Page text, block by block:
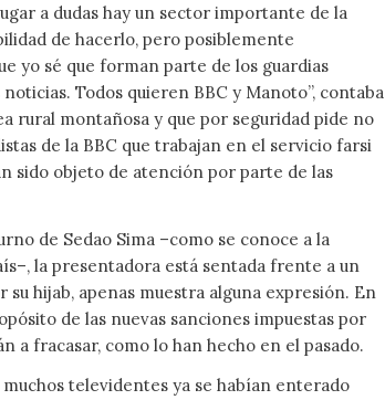
a dudas hay un sector importante de la
de hacerlo, pero posiblemente
yo sé que forman parte de los guardias
Todos quieren BBC y Manoto”, contaba
rural montañosa y que por seguridad pide no
de la BBC que trabajan en el servicio farsi
sido objeto de atención por parte de las
de Sedao Sima –como se conoce a la
la presentadora está sentada frente a un
hijab, apenas muestra alguna expresión. En
de las nuevas sanciones impuestas por
a fracasar, como lo han hecho en el pasado.
televidentes ya se habían enterado